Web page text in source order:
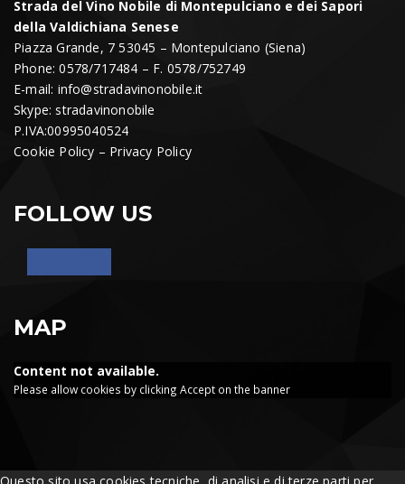
Strada del Vino Nobile di Montepulciano e dei Sapori
della Valdichiana Senese
Piazza Grande, 7 53045 – Montepulciano (Siena)
Phone: 0578/717484 – F. 0578/752749
E-mail: info@stradavinonobile.it
Skype: stradavinonobile
P.IVA:00995040524
Cookie Policy – Privacy Policy
FOLLOW US
MAP
Content not available.
Please allow cookies by clicking Accept on the banner